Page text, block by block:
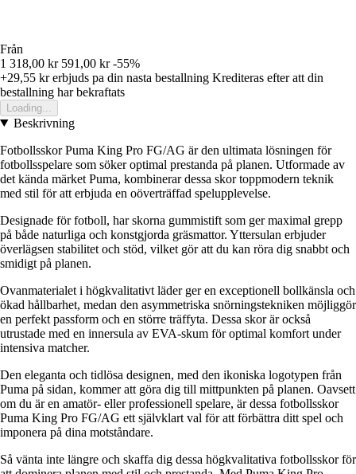
Från
1 318,00 kr 591,00 kr -55%
+29,55 krerbjuds pa din nasta bestallning Krediteras efter att din
bestallning har bekraftats
Loading...
Beskrivning
Fotbollsskor Puma King Pro FG/AG är den ultimata lösningen för
fotbollsspelare som söker optimal prestanda på planen. Utformade av
det kända märket Puma, kombinerar dessa skor toppmodern teknik
med stil för att erbjuda en oöverträffad spelupplevelse.
Designade för fotboll, har skorna gummistift som ger maximal grepp
på både naturliga och konstgjorda gräsmattor. Yttersulan erbjuder
överlägsen stabilitet och stöd, vilket gör att du kan röra dig snabbt och
smidigt på planen.
Ovanmaterialet i högkvalitativt läder ger en exceptionell bollkänsla och
ökad hållbarhet, medan den asymmetriska snörningstekniken möjliggör
en perfekt passform och en större träffyta. Dessa skor är också
utrustade med en innersula av EVA-skum för optimal komfort under
intensiva matcher.
Den eleganta och tidlösa designen, med den ikoniska logotypen från
Puma på sidan, kommer att göra dig till mittpunkten på planen. Oavsett
om du är en amatör- eller professionell spelare, är dessa fotbollsskor
Puma King Pro FG/AG ett självklart val för att förbättra ditt spel och
imponera på dina motståndare.
Så vänta inte längre och skaffa dig dessa högkvalitativa fotbollsskor för